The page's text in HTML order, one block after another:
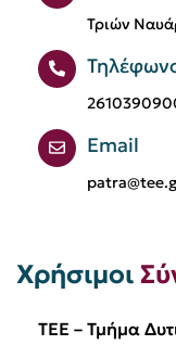
Τριών
Email
Χρήσιμοι
TEE – Τμήμα